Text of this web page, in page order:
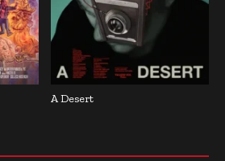
A Desert